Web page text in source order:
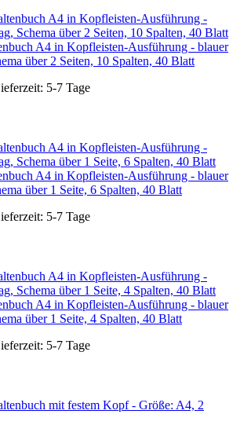
A4 in Kopfleisten-Ausführung - blauer
über 2 Seiten, 10 Spalten, 40 Blatt
5-7 Tage
A4 in Kopfleisten-Ausführung - blauer
über 1 Seite, 6 Spalten, 40 Blatt
5-7 Tage
A4 in Kopfleisten-Ausführung - blauer
über 1 Seite, 4 Spalten, 40 Blatt
5-7 Tage